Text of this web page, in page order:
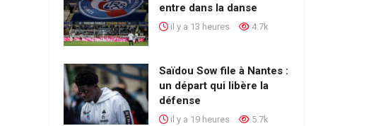
entre dans la danse
il y a 13 heures 4.7k
Saïdou Sow file à Nantes :
un départ qui libère la
défense
il y a 19 heures 5.7k